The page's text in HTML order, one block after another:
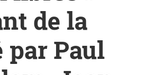
de la
Paul